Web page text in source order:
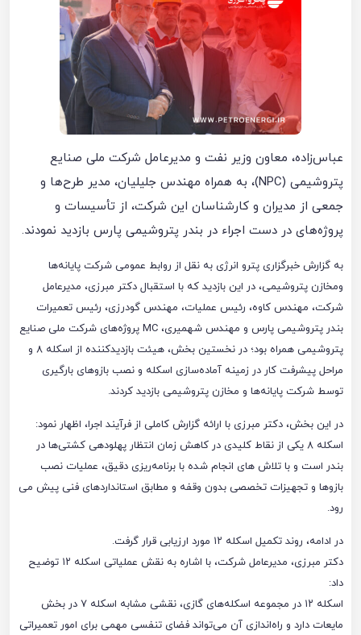
عباس‌زاده، معاون وزیر نفت و مدیرعامل شرکت ملی صنایع
پتروشیمی (NPC)، به همراه مهندس جلیلیان، مدیر طرح‌ها و
جمعی از مدیران و کارشناسان این شرکت، از تأسیسات و
پروژه‌های در دست اجراء در بندر پتروشیمی پارس بازدید نمودند.
به گزارش خبرگزاری پترو انرژی به نقل از روابط عمومی شرکت پایانه‌ها
ومخازن پتروشیمی، در این بازدید که با استقبال دکتر مبرزی، مدیرعامل
شرکت، مهندس کاوه، رئیس عملیات، مهندس گودرزی، رئیس تعمیرات
بندر پتروشیمی پارس و مهندس شهمیری، MC پروژه‌های شرکت ملی صنایع
پتروشیمی همراه بود؛ در نخستین بخش، هیئت بازدیدکننده از اسکله ۸ و
مراحل پیشرفت کار در زمینه آماده‌سازی اسکله و نصب بازوهای بارگیری
توسط شرکت پایانه‌ها و مخازن پتروشیمی بازدید کردند.
در این بخش، دکتر مبرزی با ارائه گزارش کاملی از فرآیند اجرا، اظهار نمود:
اسکله ۸ یکی از نقاط کلیدی در کاهش زمان انتظار پهلودهی کشتی‌ها در
بندر است و با تلاش های انجام شده با برنامه‌ریزی دقیق، عملیات نصب
بازوها و تجهیزات تخصصی بدون وقفه و مطابق استانداردهای فنی پیش می
رود.
در ادامه، روند تکمیل اسکله ۱۲ مورد ارزیابی قرار گرفت.
دکتر مبرزی، مدیرعامل شرکت، با اشاره به نقش عملیاتی اسکله ۱۲ توضیح
داد:
اسکله ۱۲ در مجموعه اسکله‌های گازی، نقشی مشابه اسکله ۷ در بخش
مایعات دارد و راه‌اندازی آن می‌تواند فضای تنفسی مهمی برای امور تعمیراتی